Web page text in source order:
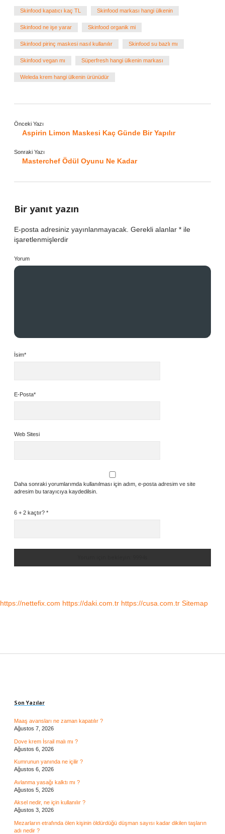
Skinfood kapatıcı kaç TL Skinfood markası hangi ülkenin
Skinfood ne işe yarar Skinfood organik mi
Skinfood pirinç maskesi nasıl kullanılır Skinfood su bazlı mı
Skinfood vegan mı Süperfresh hangi ülkenin markası
Weleda krem hangi ülkenin ürünüdür
Önceki Yazı
Aspirin Limon Maskesi Kaç Günde Bir Yapılır
Sonraki Yazı
Masterchef Ödül Oyunu Ne Kadar
Bir yanıt yazın
E-posta adresiniz yayınlanmayacak. Gerekli alanlar * ile
işaretlenmişlerdir
Yorum
İsim*
E-Posta*
Web Sitesi
Daha sonraki yorumlarımda kullanılması için adım, e-posta adresim ve site
adresim bu tarayıcıya kaydedilsin.
6 + 2 kaçtır? *
https://nettefix.com https://daki.com.tr https://cusa.com.tr Sitemap
Son Yazılar
Maaş avansları ne zaman kapatılır ?
Ağustos 7, 2026
Dove krem İsrail malı mı ?
Ağustos 6, 2026
Kumrunun yanında ne içilir ?
Ağustos 6, 2026
Avlanma yasağı kalktı mı ?
Ağustos 5, 2026
Aksel nedir, ne için kullanılır ?
Ağustos 3, 2026
Mezarların etrafında ölen kişinin öldürdüğü düşman sayısı kadar dikilen taşların
adı nedir ?